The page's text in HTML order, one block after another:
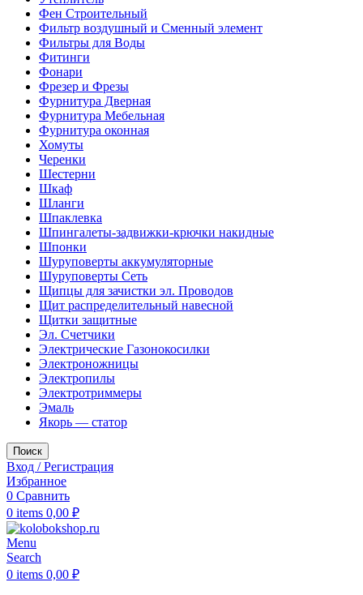
Фен Строительный
Фильтр воздушный и Сменный элемент
Фильтры для Воды
Фитинги
Фонари
Фрезер и Фрезы
Фурнитура Дверная
Фурнитура Мебельная
Фурнитура оконная
Хомуты
Черенки
Шестерни
Шкаф
Шланги
Шпаклевка
Шпингалеты-задвижки-крючки накидные
Шпонки
Шуруповерты аккумуляторные
Шуруповерты Сеть
Щипцы для зачистки эл. Проводов
Щит распределительный навесной
Щитки защитные
Эл. Счетчики
Электрические Газонокосилки
Электроножницы
Электропилы
Электротриммеры
Эмаль
Якорь — статор
Поиск
Вход / Регистрация
Избранное
0 Сравнить
0 items 0,00 ₽
Menu
Search
0 items 0,00 ₽